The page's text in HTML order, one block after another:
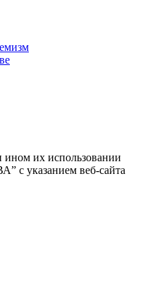
ином их использовании
с указанием веб-сайта